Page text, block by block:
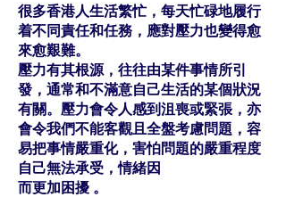
很多香港人生活繁忙，每天忙碌地履行
着不同責任和任務，應對壓力也變得愈
來愈艱難。
壓力有其根源，往往由某件事情所引
發，通常和不滿意自己生活的某個狀況
有關。壓力會令人感到沮喪或緊張，亦
會令我們不能客觀且全盤考慮問題，容
易把事情嚴重化，害怕問題的嚴重程度
自己無法承受，情緒因
而更加困擾 。